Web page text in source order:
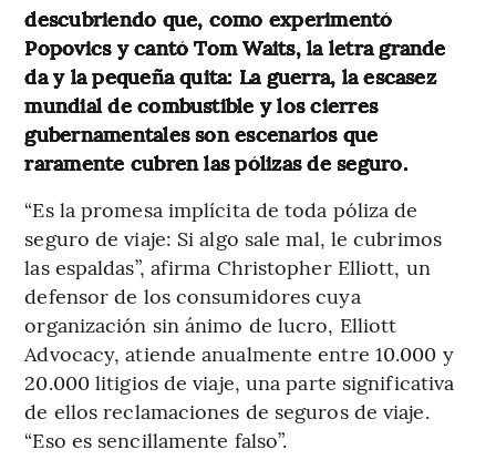
descubriendo que, como experimentó
Popovics y cantó Tom Waits, la letra grande
da y la pequeña quita: La guerra, la escasez
mundial de combustible y los cierres
gubernamentales son escenarios que
raramente cubren las pólizas de seguro.
“Es la promesa implícita de toda póliza de
seguro de viaje: Si algo sale mal, le cubrimos
las espaldas”, afirma Christopher Elliott, un
defensor de los consumidores cuya
organización sin ánimo de lucro, Elliott
Advocacy, atiende anualmente entre 10.000 y
20.000 litigios de viaje, una parte significativa
de ellos reclamaciones de seguros de viaje.
“Eso es sencillamente falso”.